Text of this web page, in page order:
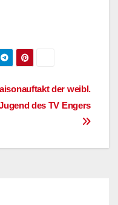
der weibl.
des TV Engers